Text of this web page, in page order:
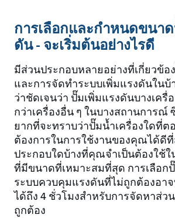
การเลือกและกำหนดขนา
ดัน - จะเริ่มต้นอย่างไรดี
มีส่วนประกอบหลายอย่างที่เกี่ยวข้อ
และการจัดทำระบบเพิ่มแรงดันในบ้
ว่าชัดเจนว่า ปั๊มเพิ่มแรงดันบางเครื่
กว่าเครื่องอื่น ๆ ในบางสถานการณ์
ยากที่จะทราบว่าปั๊มน้ำเครื่องใดที่ต
ต้องการในการใช้งานของคุณได้ดี
ประกอบใดบ้างที่คุณจำเป็นต้องใช้ใ
ที่มีขนาดที่เหมาะสมที่สุด การเลือก
ระบบควบคุมแรงดันที่ไม่ถูกต้องอาจ
ได้ถึง 4 ชั่วโมงสำหรับการจัดหาส่ว
ถูกต้อง